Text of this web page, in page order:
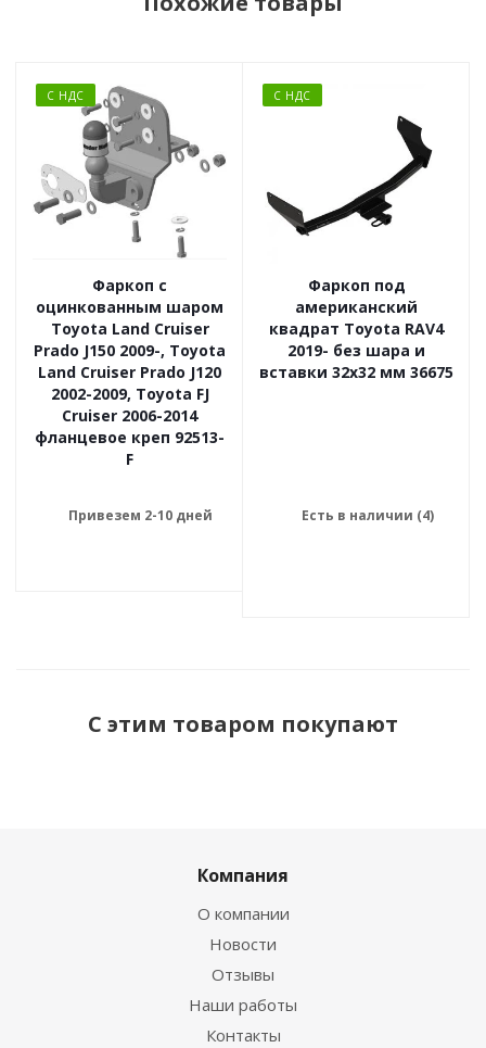
С НДС
Фаркоп с
оцинкованным шаром
Toyota Land Cruiser
Prado J150 2009-, Toyota
Land Cruiser Prado J120
2002-2009, Toyota FJ
Cruiser 2006-2014
фланцевое креп 92513-
F
Привезем 2-10 дней
С НДС
Фаркоп под
американский
квадрат Toyota RAV4
2019- без шара и
вставки 32x32 мм 36675
Есть в наличии (4)
С этим товаром покупают
Компания
О компании
Новости
Отзывы
Наши работы
Контакты